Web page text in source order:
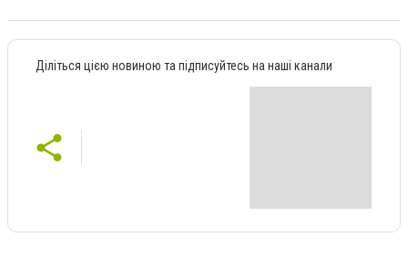
Діліться цією новиною та підписуйтесь на наші канали